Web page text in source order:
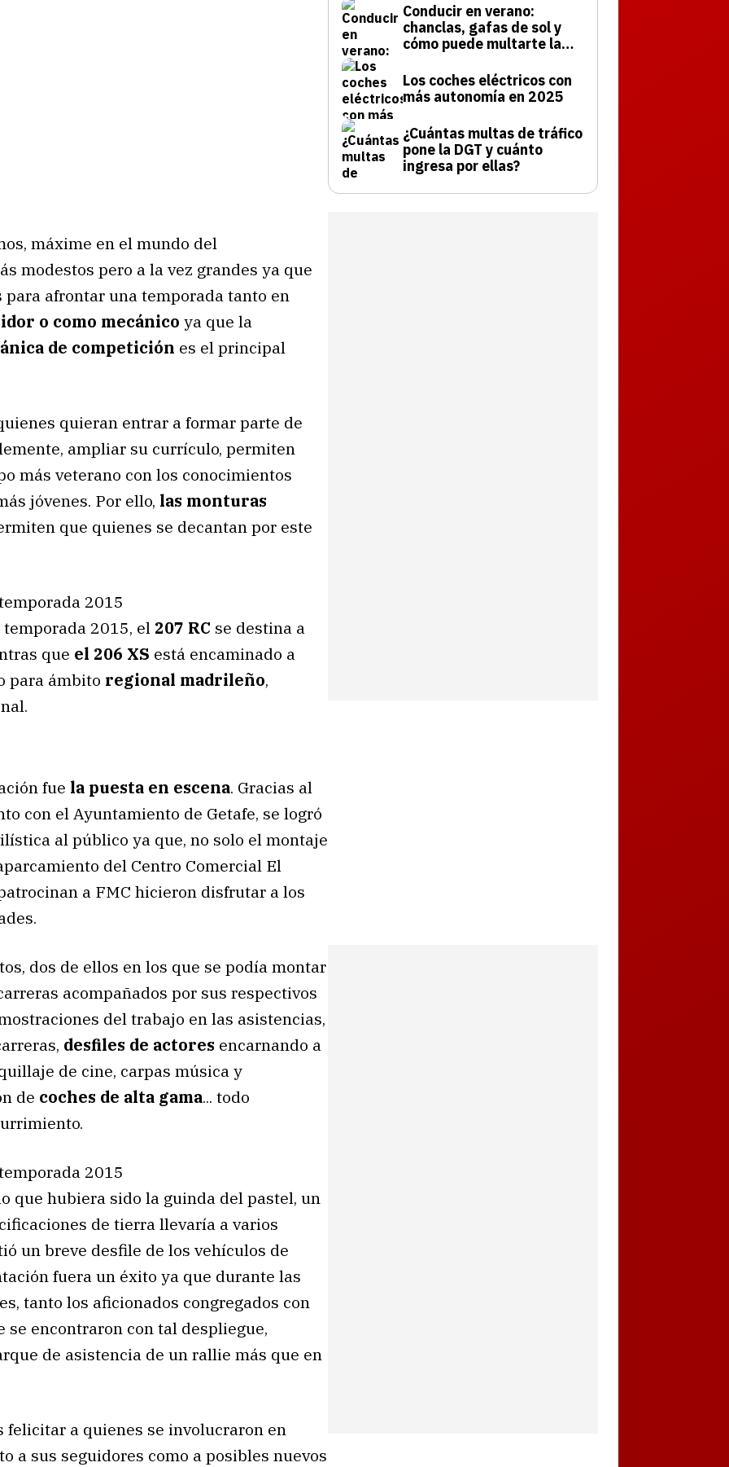
máxime en el mundo del
modestos pero a la vez grandes ya que
afrontar una temporada tanto en
o como mecánico ya que la
de competición es el principal
quieran entrar a formar parte de
ampliar su currículo, permiten
más veterano con los conocimientos
jóvenes. Por ello, las monturas
que quienes se decantan por este
2015, el 207 RC se destina a
que el 206 XS está encaminado a
para ámbito regional madrileño,
fue la puesta en escena. Gracias al
con el Ayuntamiento de Getafe, se logró
al público ya que, no solo el montaje
del Centro Comercial El
a FMC hicieron disfrutar a los
dos de ellos en los que se podía montar
acompañados por sus respectivos
del trabajo en las asistencias,
desfiles de actores encarnando a
de cine, carpas música y
de coches de alta gama... todo
que hubiera sido la guinda del pastel, un
de tierra llevaría a varios
un breve desfile de los vehículos de
fuera un éxito ya que durante las
tanto los aficionados congregados con
se encontraron con tal despliegue,
de asistencia de un rallie más que en
a quienes se involucraron en
a sus seguidores como a posibles nuevos
Conducir en verano:
chanclas, gafas de sol y
cómo puede multarte la
Los coches eléctricos con
más autonomía en 2025
¿Cuántas multas de tráfico
pone la DGT y cuánto
ingresa por ellas?